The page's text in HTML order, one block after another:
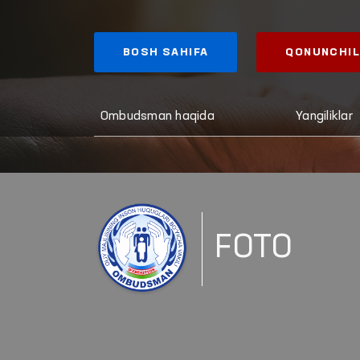
BOSH SAHIFA
Ombudsman haqida Yangiliklar
FOTO